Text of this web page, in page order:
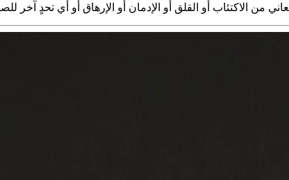
من الاكتئاب أو القلق أو الإدمان أو الإرهاق أو أي تحدٍ